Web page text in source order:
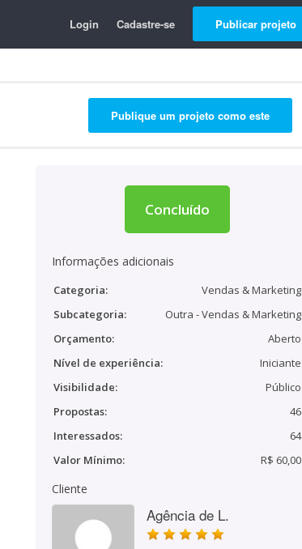
Login Cadastre-se Publicar projeto
Publique um projeto como este
Concluído
Informações adicionais
Categoria:
Vendas & Marketing
Subcategoria:
Outra - Vendas & Marketing
Orçamento:
Aberto
Nível de experiência:
Iniciante
Visibilidade:
Público
Propostas:
46
Interessados:
64
Valor Mínimo:
R$ 60,00
Cliente
Agência de L.